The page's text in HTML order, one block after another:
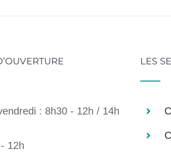
: 8h30 - 12h / 14h
12h
LES